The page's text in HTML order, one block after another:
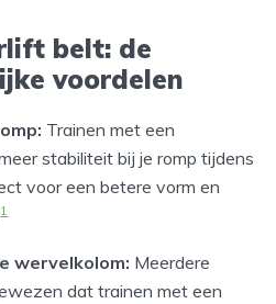
belt: de
voordelen
Trainen met een
stabiliteit bij je romp tijdens
voor een betere vorm en
1
wervelkolom: Meerdere
dat trainen met een